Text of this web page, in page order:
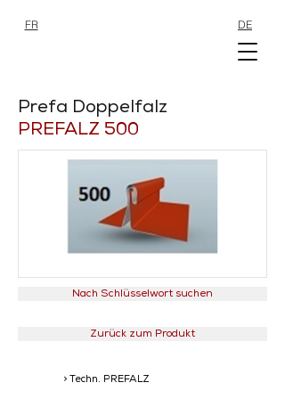
FR DE
Prefa Doppelfalz
PREFALZ 500
Nach Schlüsselwort suchen
Zurück zum Produkt
> Techn. PREFALZ